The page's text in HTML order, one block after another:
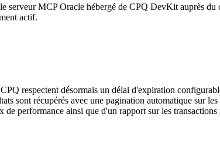
serveur MCP Oracle hébergé de CPQ DevKit auprès
actif.
respectent désormais un délai d'expiration
sont récupérés avec une pagination automatique sur
performance ainsi que d'un rapport sur les